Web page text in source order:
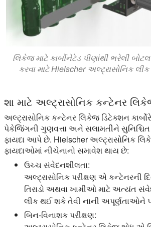
લિકેજ માટે કાર્બોનેટેડ પીણાંથી ભરેલી
કરવા માટે Hielscher અલ્ટ્રાસોનિક
શા માટે અલ્ટ્રાસોનિક કન્ટેનર
અલ્ટ્રાસોનિક કન્ટેનર લિકેજ ડિટેક્શન
પેકેજિંગની ગુણવત્તા અને સલામતીને સુનિશ્ચિત
ફાયદા આપે છે. Hielscher અલ્ટ્રાસોનિક
ફાયદાઓમાં નીચેનાનો સમાવેશ થાય છે:
ઉચ્ચ સંવેદનશીલતા:
અલ્ટ્રાસોનિક પરીક્ષણ એ કન્ટેનરની
તિરાડો અથવા ખામીઓ માટે અત્યંત
લીક થઈ શકે તેવી નાની અપૂર્ણતાઓને
બિન-વિનાશક પરીક્ષણ: